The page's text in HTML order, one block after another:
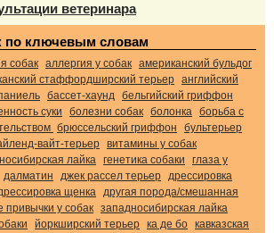
ветеринара
по ключевым словам
собак аллергия у собак американский бульдог
стаффордширский терьер английский
бассет-хаунд бельгийский гриффон
суки
болезни собак болонка борьба с
брюссельский гриффон
бультерьер
вайт-терьер витамины у собак
лайка генетика собаки
глаза у
далматин джек рассел терьер дрессировка
щенка другая порода/смешанная
привычки у собак западносибирская лайка
йоркширский терьер ка де бо кавказская